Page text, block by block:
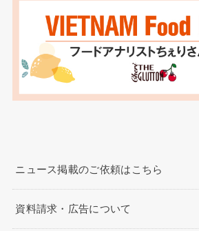
ニュース掲載のご依頼はこちら
資料請求・広告について